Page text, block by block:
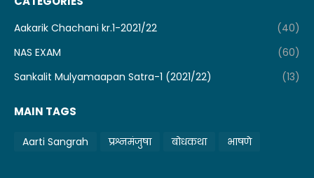
Aakarik Chachani kr.1-2021/22
(40)
NAS EXAM
(60)
Sankalit Mulyamaapan Satra-1 (2021/22)
(13)
MAIN TAGS
Aarti Sangrah प्रश्नमंजुषा बोधकथा भाषणे